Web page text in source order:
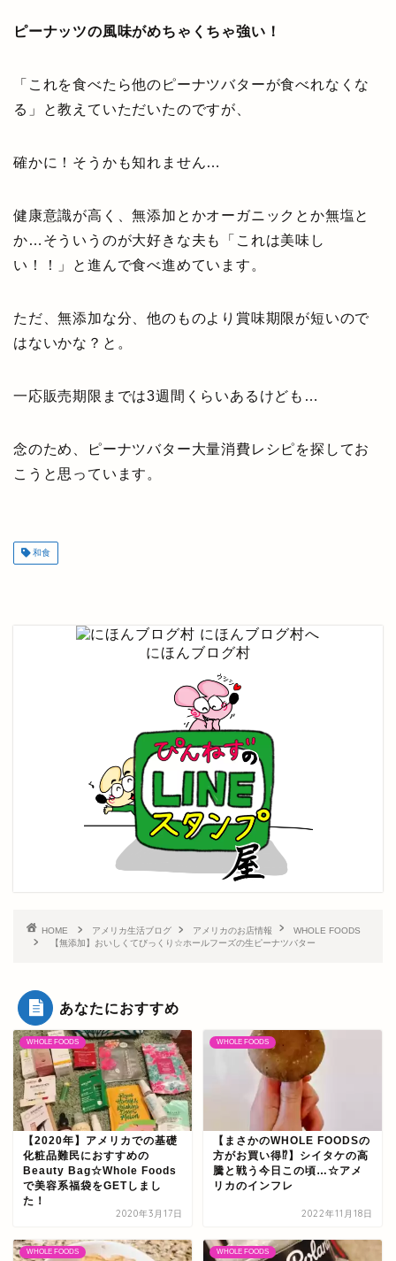
ピーナッツの風味がめちゃくちゃ強い！
「これを食べたら他のピーナツバターが食べれなくな
る」と教えていただいたのですが、
確かに！そうかも知れません…
健康意識が高く、無添加とかオーガニックとか無塩と
か…そういうのが大好きな夫も「これは美味し
い！！」と進んで食べ進めています。
ただ、無添加な分、他のものより賞味期限が短いので
はないかな？と。
一応販売期限までは3週間くらいあるけども…
念のため、ピーナツバター大量消費レシピを探してお
こうと思っています。
和食
にほんブログ村
HOME アメリカ生活ブログ アメリカのお店情報
WHOLE FOODS
【無添加】おいしくてびっくり☆ホールフーズの生ピーナツバター
あなたにおすすめ
WHOLE FOODS
【2020年】アメリカでの基礎
化粧品難民におすすめの
Beauty Bag☆Whole Foods
で美容系福袋をGETしまし
た！
2020年3月17日
WHOLE FOODS
【まさかのWHOLE FOODSの
方がお買い得⁉】シイタケの高
騰と戦う今日この頃…☆アメ
リカのインフレ
2022年11月18日
WHOLE FOODS WHOLE FOODS